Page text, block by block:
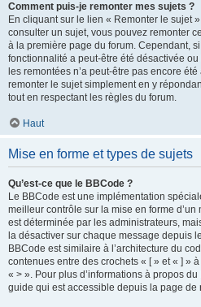
Comment puis-je remonter mes sujets ?
En cliquant sur le lien « Remonter le sujet
consulter un sujet, vous pouvez remonter
à la première page du forum. Cependant,
fonctionnalité a peut-être été désactivée
les remontées n’a peut-être pas encore
remonter le sujet simplement en y
tout en respectant les règles du forum.
Haut
Mise en forme et types de sujets
Qu’est-ce que le BBCode ?
Le BBCode est une implémentation
meilleur contrôle sur la mise en forme d’un
est déterminée par les administrateurs,
la désactiver sur chaque message depuis
BBCode est similaire à l’architecture du
contenues entre des crochets « [ » et « ] »
« > ». Pour plus d’informations à propos
guide qui est accessible depuis la page de